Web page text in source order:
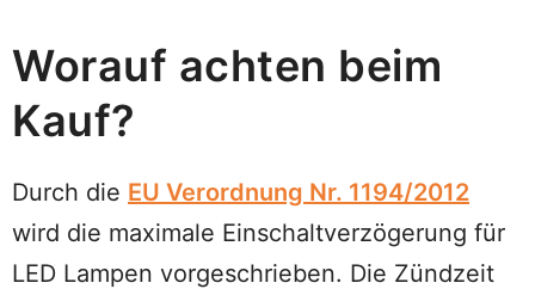
Worauf achten beim
Kauf?
Durch die EU Verordnung Nr. 1194/2012
wird die maximale Einschaltverzögerung für
LED Lampen vorgeschrieben. Die Zündzeit